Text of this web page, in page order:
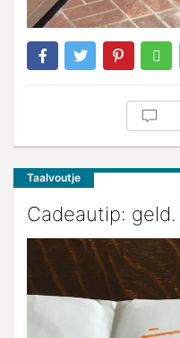
Taalvoutje
Cadeautip: geld.